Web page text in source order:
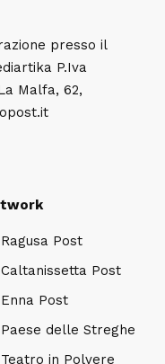
presso il
P.Iva
Malfa, 62,
Ragusa Post
Caltanissetta Post
Enna Post
Paese delle Streghe
Teatro in Polvere